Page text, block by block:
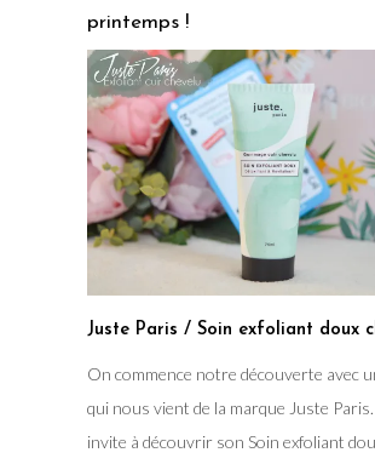
printemps !
Juste Paris / Soin exfoliant doux
On commence notre découverte avec
qui nous vient de la marque Juste
invite à découvrir son Soin exfoliant